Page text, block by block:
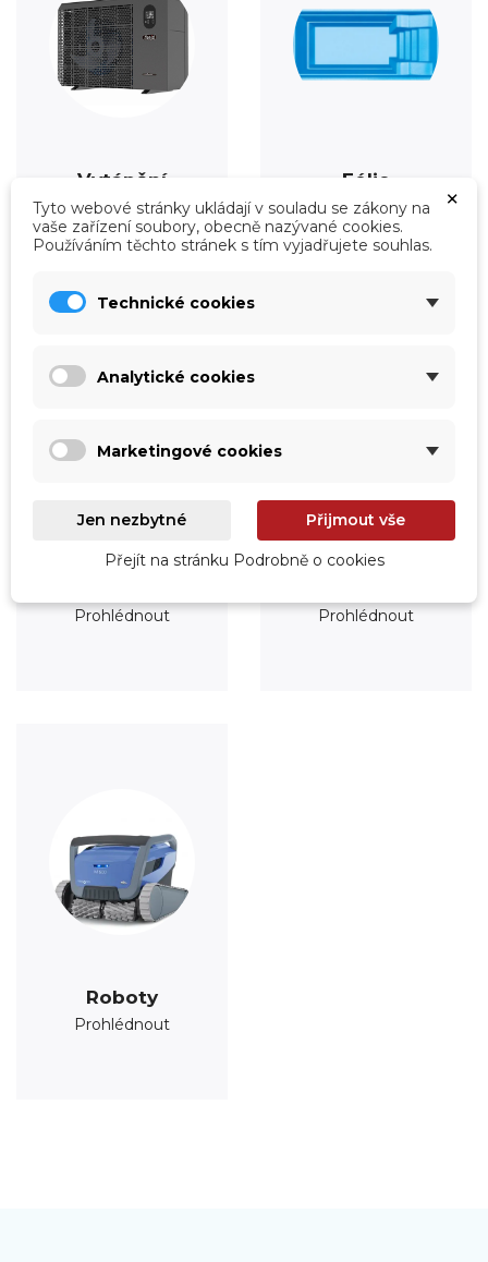
Vytápění
Prohlédnout
Fólie
Prohlédnout
Prohlédnout Prohlédnout
Roboty
Prohlédnout
×
Tyto webové stránky ukládají v souladu se zákony na
vaše zařízení soubory, obecně nazývané cookies.
Používáním těchto stránek s tím vyjadřujete souhlas.
Technické cookies
Analytické cookies
Marketingové cookies
Jen nezbytné Přijmout vše
Přejít na stránku Podrobně o cookies